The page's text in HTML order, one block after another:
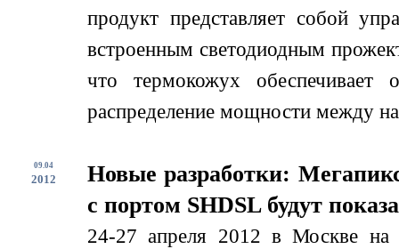
продукт представляет собой
встроенным светодиодным
что термокожух обеспечивает
распределение мощности между
09.04
2012
Новые разработки:
с портом SHDSL будут
24-27 апреля 2012 в Москве на